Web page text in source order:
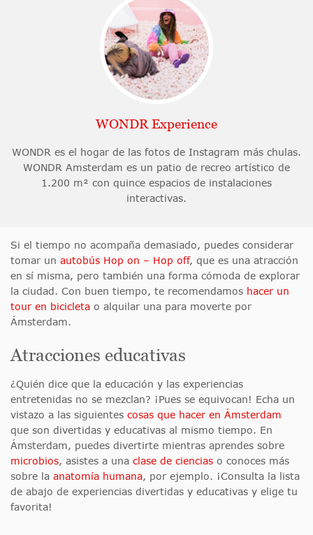
WONDR Experience
WONDR es el hogar de las fotos de Instagram más chulas.
WONDR Amsterdam es un patio de recreo artístico de
1.200 m² con quince espacios de instalaciones
interactivas.
Si el tiempo no acompaña demasiado, puedes considerar
tomar un autobús Hop on – Hop off, que es una atracción
en sí misma, pero también una forma cómoda de explorar
la ciudad. Con buen tiempo, te recomendamos hacer un
tour en bicicleta o alquilar una para moverte por
Ámsterdam.
Atracciones educativas
¿Quién dice que la educación y las experiencias
entretenidas no se mezclan? ¡Pues se equivocan! Echa un
vistazo a las siguientes cosas que hacer en Ámsterdam
que son divertidas y educativas al mismo tiempo. En
Ámsterdam, puedes divertirte mientras aprendes sobre
microbios, asistes a una clase de ciencias o conoces más
sobre la anatomía humana, por ejemplo. ¡Consulta la lista
de abajo de experiencias divertidas y educativas y elige tu
favorita!